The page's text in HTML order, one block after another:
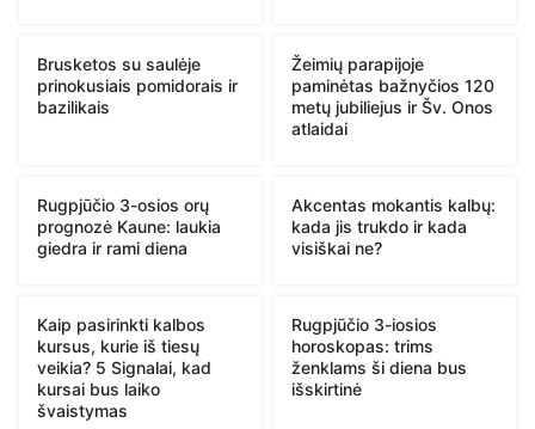
Brusketos su saulėje
prinokusiais pomidorais ir
bazilikais
Žeimių parapijoje
paminėtas bažnyčios 120
metų jubiliejus ir Šv. Onos
atlaidai
Rugpjūčio 3-osios orų
prognozė Kaune: laukia
giedra ir rami diena
Akcentas mokantis kalbų:
kada jis trukdo ir kada
visiškai ne?
Kaip pasirinkti kalbos
kursus, kurie iš tiesų
veikia? 5 Signalai, kad
kursai bus laiko
švaistymas
Rugpjūčio 3-iosios
horoskopas: trims
ženklams ši diena bus
išskirtinė